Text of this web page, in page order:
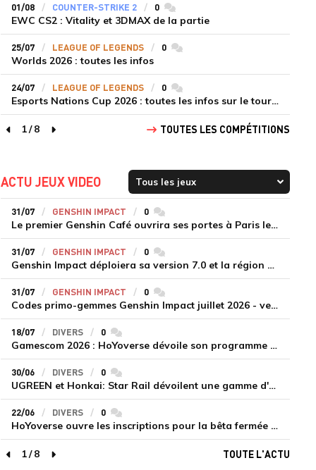
01/08 COUNTER-STRIKE 2 0commentaires
EWC CS2 : Vitality et 3DMAX de la partie
25/07 LEAGUE OF LEGENDS 0commentaires
Worlds 2026 : toutes les infos
24/07 LEAGUE OF LEGENDS 0commentaires
Esports Nations Cup 2026 : toutes les infos sur le tournoi
page précédente
1/8
page suivante
TOUTES LES COMPÉTITIONS
ACTU JEUX VIDEO
31/07 GENSHIN IMPACT 0commentaires
Le premier Genshin Café ouvrira ses portes à Paris le 14 août
31/07 GENSHIN IMPACT 0commentaires
Genshin Impact déploiera sa version 7.0 et la région de Snezhnaya le 12 août
31/07 GENSHIN IMPACT 0commentaires
Codes primo-gemmes Genshin Impact juillet 2026 - version 7.0
18/07 DIVERS 0commentaires
Gamescom 2026 : HoYoverse dévoile son programme et présente deux nouveaux jeux inédits
30/06 DIVERS 0commentaires
UGREEN et Honkai: Star Rail dévoilent une gamme d'accessoires de recharge en édition limitée
22/06 DIVERS 0commentaires
HoYoverse ouvre les inscriptions pour la bêta fermée de Honkai : Nexus Anima
page précédente
1/8
page suivante
TOUTE L'ACTU